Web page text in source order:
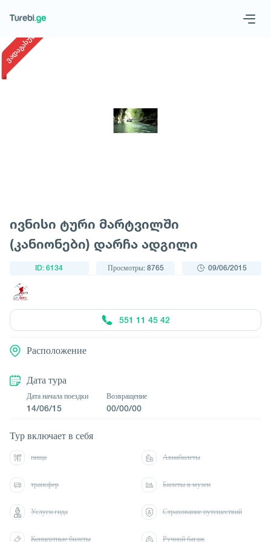
ვადაგასული
ივნისი ტური მარტვილში
(კანიონები) დარჩა ადგილი
ID: 6134 Просмотры: 8765 09/06/2015
551 11 45 42
Расположение
Дата тура
Дата начала поездки
14/06/15
Возвращение
00/00/00
Тур включает в себя
пища Авиабилеты
трансфер Билеты в музеи
Услуги гида Страхование путешествий
Концертные билеты Ручной багаж